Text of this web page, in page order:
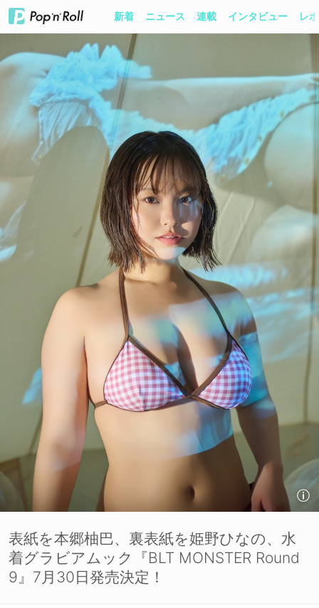
新着 ニュース 連載 インタビュー レ
表紙を本郷柚巴、裏表紙を姫野ひなの、水
着グラビアムック『BLT MONSTER Round
9』7月30日発売決定！